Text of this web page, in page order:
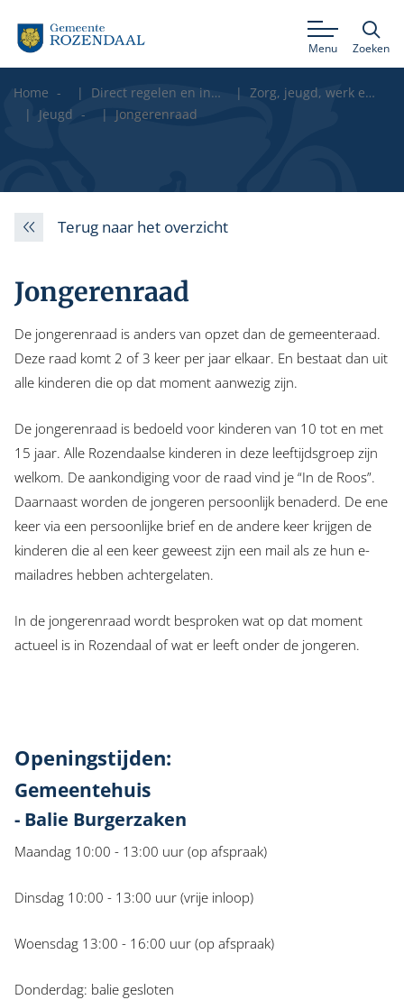
Menu Zoeken
Home Direct regelen en informatie
Zorg, jeugd, werk en onderwijs
Jeugd
Jongerenraad
Terug naar het overzicht
Jongerenraad
De jongerenraad is anders van opzet dan de gemeenteraad.
Deze raad komt 2 of 3 keer per jaar elkaar. En bestaat dan uit
alle kinderen die op dat moment aanwezig zijn.
De jongerenraad is bedoeld voor kinderen van 10 tot en met
15 jaar. Alle Rozendaalse kinderen in deze leeftijdsgroep zijn
welkom. De aankondiging voor de raad vind je “In de Roos”.
Daarnaast worden de jongeren persoonlijk benaderd. De ene
keer via een persoonlijke brief en de andere keer krijgen de
kinderen die al een keer geweest zijn een mail als ze hun e-
mailadres hebben achtergelaten.
In de jongerenraad wordt besproken wat op dat moment
actueel is in Rozendaal of wat er leeft onder de jongeren.
Openingstijden:
Gemeentehuis
- Balie Burgerzaken
Maandag 10:00 - 13:00 uur (op afspraak)
Dinsdag 10:00 - 13:00 uur (vrije inloop)
Woensdag 13:00 - 16:00 uur (op afspraak)
Donderdag: balie gesloten